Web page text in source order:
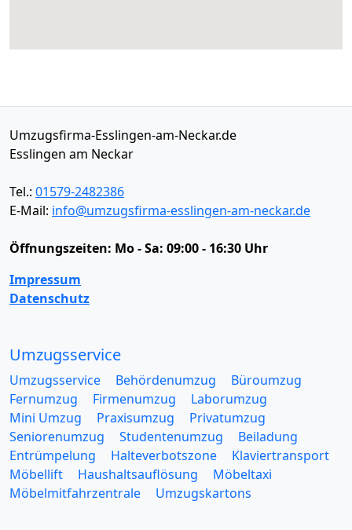
Umzugsfirma-Esslingen-am-Neckar.de
Esslingen am Neckar
Tel.: 01579-2482386
E-Mail: info@umzugsfirma-esslingen-am-neckar.de
Öffnungszeiten: Mo - Sa: 09:00 - 16:30 Uhr
Impressum
Datenschutz
Umzugsservice
Umzugsservice Behördenumzug
Büroumzug
Fernumzug
Firmenumzug
Laborumzug
Mini Umzug
Praxisumzug
Privatumzug
Seniorenumzug
Studentenumzug
Beiladung
Entrümpelung
Halteverbotszone
Klaviertransport
Möbellift
Haushaltsauflösung
Möbeltaxi
Möbelmitfahrzentrale
Umzugskartons